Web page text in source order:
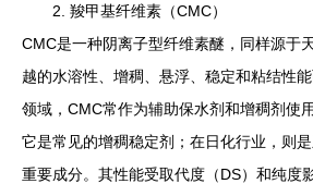
2. 羧甲基纤维素（CMC）
CMC是一种阴离子型纤维素醚，同样源于
越的水溶性、增稠、悬浮、稳定和粘结性
领域，CMC常作为辅助保水剂和增稠剂使
它是常见的增稠稳定剂；在日化行业，则
重要成分。其性能受取代度（DS）和纯度